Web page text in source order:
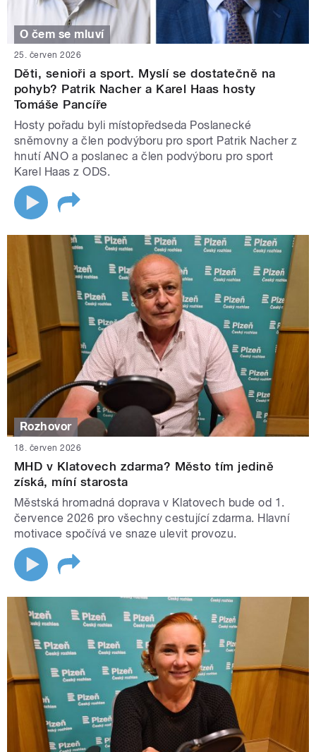
O čem se mluví
25. červen 2026
Děti, senioři a sport. Myslí se dostatečně na
pohyb? Patrik Nacher a Karel Haas hosty
Tomáše Pancíře
Hosty pořadu byli místopředseda Poslanecké
sněmovny a člen podvýboru pro sport Patrik Nacher z
hnutí ANO a poslanec a člen podvýboru pro sport
Karel Haas z ODS.
Rozhovor
18. červen 2026
MHD v Klatovech zdarma? Město tím jedině
získá, míní starosta
Městská hromadná doprava v Klatovech bude od 1.
července 2026 pro všechny cestující zdarma. Hlavní
motivace spočívá ve snaze ulevit provozu.